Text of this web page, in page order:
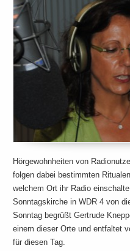
Hörgewohnheiten von
folgen dabei bestimmten
welchem Ort ihr Radio
Sonntagskirche in WDR 4 von
Sonntag begrüßt Gertrude
einem dieser Orte und entfaltet
für diesen Tag.